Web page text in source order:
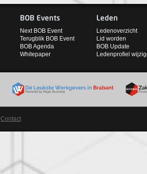
BOB Events
Next BOB Event
Terugblik BOB Event
BOB Agenda
Whitepaper
Leden
Ledenoverzicht
Lid worden
BOB Update
Ledenprofiel
Contact